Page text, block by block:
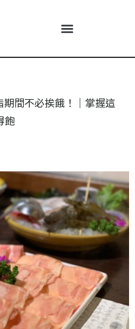
期間不必挨餓！｜掌握這
飽